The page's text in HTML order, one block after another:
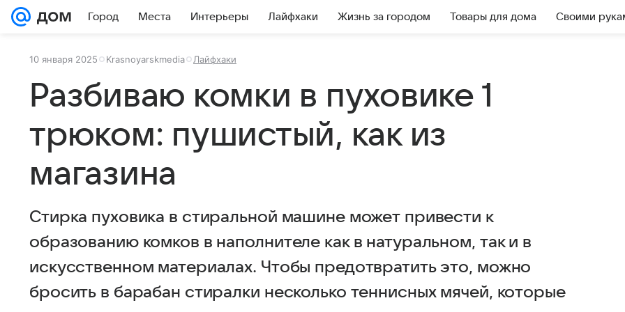
Город Места Интерьеры Лайфхаки Жизнь за городом Товары для дома Своими
10 января 2025 Krasnoyarskmedia Лайфхаки
Разбиваю комки в пуховике 1
трюком: пушистый, как из
магазина
Стирка пуховика в стиральной машине может привести к
образованию комков в наполнителе как в натуральном, так и в
искусственном материалах. Чтобы предотвратить это, можно
бросить в барабан стиралки несколько теннисных мячей, которые